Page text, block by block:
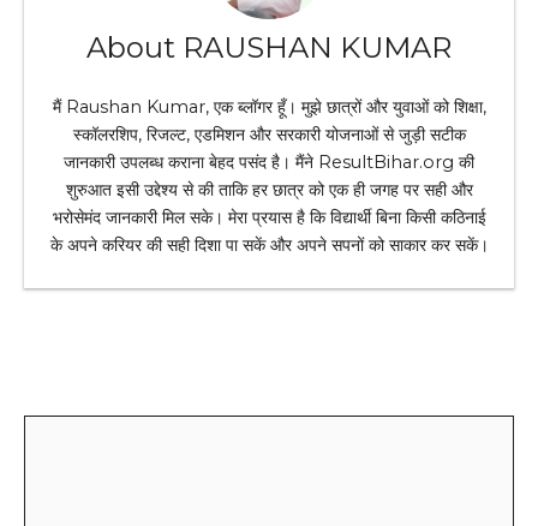
About RAUSHAN KUMAR
मैं Raushan Kumar, एक ब्लॉगर हूँ। मुझे छात्रों और युवाओं को शिक्षा,
स्कॉलरशिप, रिजल्ट, एडमिशन और सरकारी योजनाओं से जुड़ी सटीक
जानकारी उपलब्ध कराना बेहद पसंद है। मैंने ResultBihar.org की
शुरुआत इसी उद्देश्य से की ताकि हर छात्र को एक ही जगह पर सही और
भरोसेमंद जानकारी मिल सके। मेरा प्रयास है कि विद्यार्थी बिना किसी कठिनाई
के अपने करियर की सही दिशा पा सकें और अपने सपनों को साकार कर सकें।